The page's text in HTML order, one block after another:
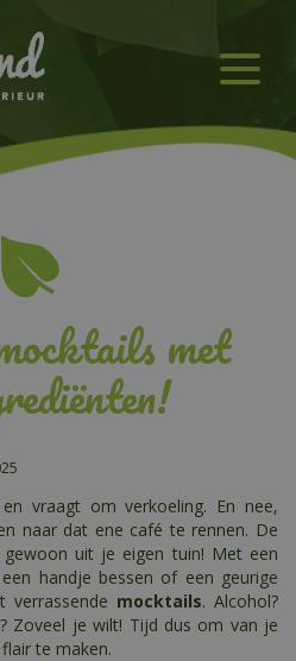
met
vraagt om verkoeling. En nee,
naar dat ene café te rennen. De
uit je eigen tuin! Met een
handje bessen of een geurige
verrassende mocktails. Alcohol?
Zoveel je wilt! Tijd dus om van je
te maken.